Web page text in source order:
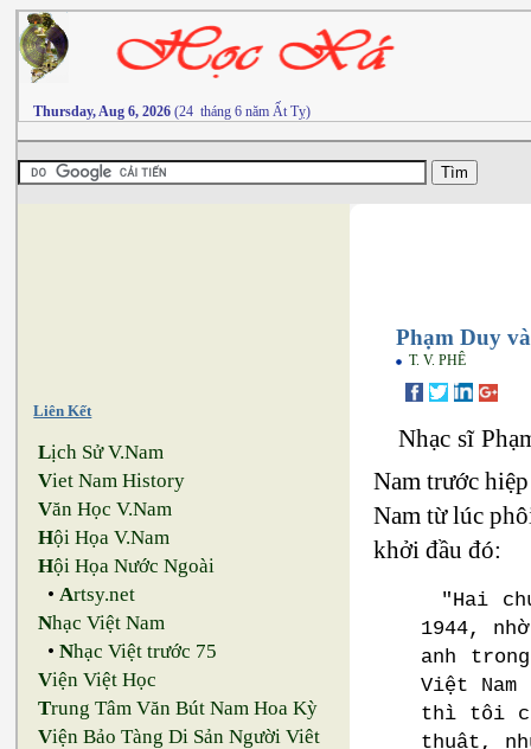
Thursday, Aug 6, 2026 (24 tháng 6 năm Ất Tỵ)
Liên Kết
Lịch Sử V.Nam
Viet Nam History
Văn Học V.Nam
Hội Họa V.Nam
Hội Họa Nước Ngoài
•Artsy.net
Nhạc Việt Nam
•Nhạc Việt trước 75
Viện Việt Học
Trung Tâm Văn Bút Nam Hoa Kỳ
Viện Bảo Tàng Di Sản Người Viêt
Phạm Duy
T. V. PHÊ
Nhạc sĩ
Nam trước
Nam từ lúc
khởi đầu đó:
"Hai
1944,
anh
Việt
thì tôi
thuật,